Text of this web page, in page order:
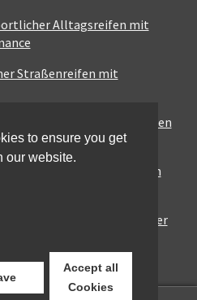
Alltagsreifen mit
Straßenreifen mit
Sport-Touring-Reifen
für den urbanen
Klassische Optik mit solider
to ensure you get
our website.
Accept all
Cookies